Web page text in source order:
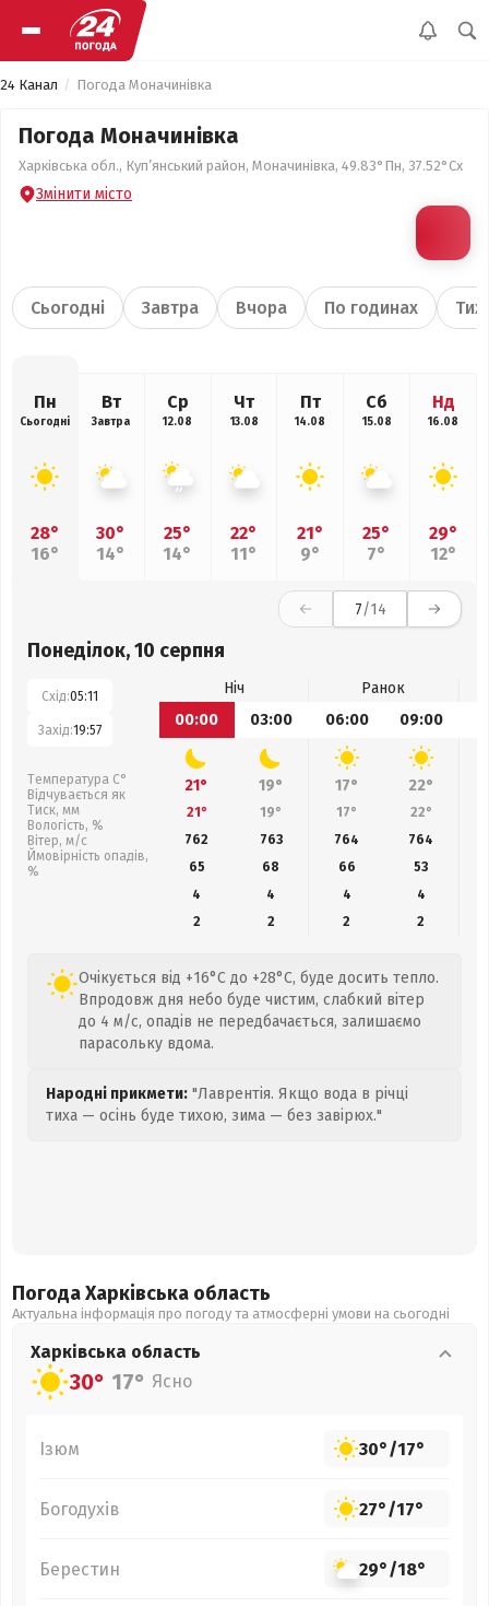
24 Канал Погода Моначинівка
Погода Моначинівка
Харківська обл., Куп’янський район, Моначинівка, 49.83°Пн, 37.52°Сх
Змінити місто
Сьогодні Завтра Вчора По годинах
Пн
Сьогодні
28°
16°
Вт
Завтра
30°
14°
Ср
12.08
25°
14°
Чт
13.08
22°
11°
Пт
14.08
21°
9°
Сб
15.08
25°
7°
Нд
16.08
29°
12°
7/14
Понеділок, 10 серпня
Схід:05:11
Захід:19:57
Температура С°
Відчувається як
Тиск, мм
Вологість, %
Вітер, м/с
Ймовірність опадів,
%
Ніч
Ранок
00:00
03:00 06:00 09:00
21° 19° 17° 22°
21° 19° 17° 22°
762
763 764 764
65
68 66 53
4
4 4
4
2
2 2 2
Очікується від +16°C до +28°C, буде досить тепло.
Впродовж дня небо буде чистим, слабкий вітер
до 4 м/с, опадів не передбачається, залишаємо
парасольку вдома.
Народні прикмети: "Лаврентія. Якщо вода в річці
тиха — осінь буде тихою, зима — без завірюх."
Погода Харківська область
Актуальна інформація про погоду та атмосферні умови на сьогодні
Харківська область
30° 17° Ясно
Ізюм 30°/17°
Богодухів 27°/17°
Берестин 29°/18°